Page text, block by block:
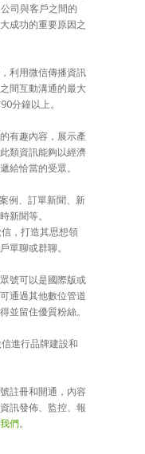
司與客戶之間的
成功的重要原因之
利用微信傳播資訊
間互動溝通的最大
分鐘以上。
有趣內容，展示產
類資訊能夠以經濟
給恰當的受眾。
例、訂單新聞、新
新聞等。
，打造其思想領
單聊或群聊。
號可以是國際版或
通過其他數位管道
並留住優質粉絲。
進行品牌建設和
註冊和開通，內容
訊發佈、監控、報
們。